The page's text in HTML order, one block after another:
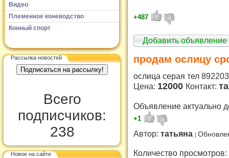
Видео
Племенное коневодство
Конный спорт
Рассылка новостей
Всего
подписчиков:
238
Новое на сайте
+487
Добавить объявление
продам ослицу
ослица серая тел
Цена: 12000 Контакт:
Объявление актуально
+1
Автор: татьяна
Количество просмотров: